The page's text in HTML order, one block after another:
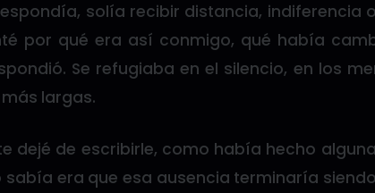
solía recibir distancia, indiferencia
por qué era así conmigo, qué había
Se refugiaba en el silencio, en los
largas.
dejé de escribirle, como había hecho
sabía era que esa ausencia terminaría